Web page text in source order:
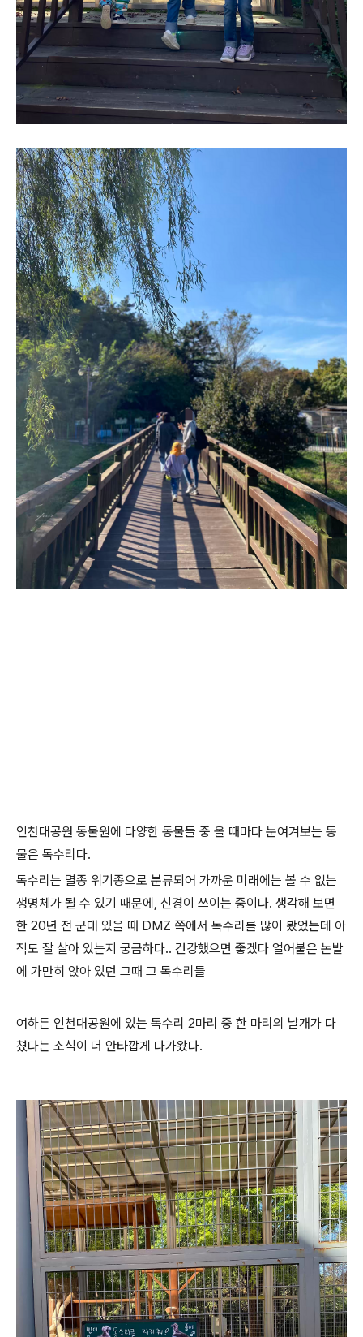
인천대공원 동물원에 다양한 동물들 중 올 때마다 눈여겨보는 동
물은 독수리다.
독수리는 멸종 위기종으로 분류되어 가까운 미래에는 볼 수 없는
생명체가 될 수 있기 때문에, 신경이 쓰이는 중이다. 생각해 보면
한 20년 전 군대 있을 때 DMZ 쪽에서 독수리를 많이 봤었는데 아
직도 잘 살아 있는지 궁금하다.. 건강했으면 좋겠다 얼어붙은 논밭
에 가만히 앉아 있던 그때 그 독수리들
여하튼 인천대공원에 있는 독수리 2마리 중 한 마리의 날개가 다
쳤다는 소식이 더 안타깝게 다가왔다.